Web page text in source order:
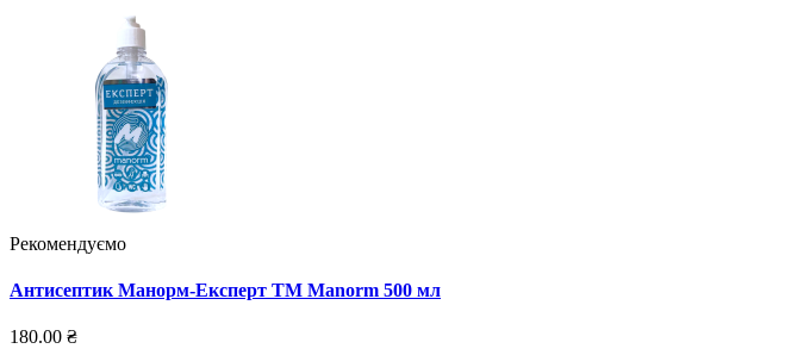
Рекомендуємо
Антисептик Манорм-Експерт TM Manorm 500 мл
180.00 ₴